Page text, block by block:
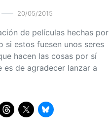
20/05/2015
de películas hechas por
si estos fuesen unos seres
hacen las cosas por sí
es de agradecer lanzar a